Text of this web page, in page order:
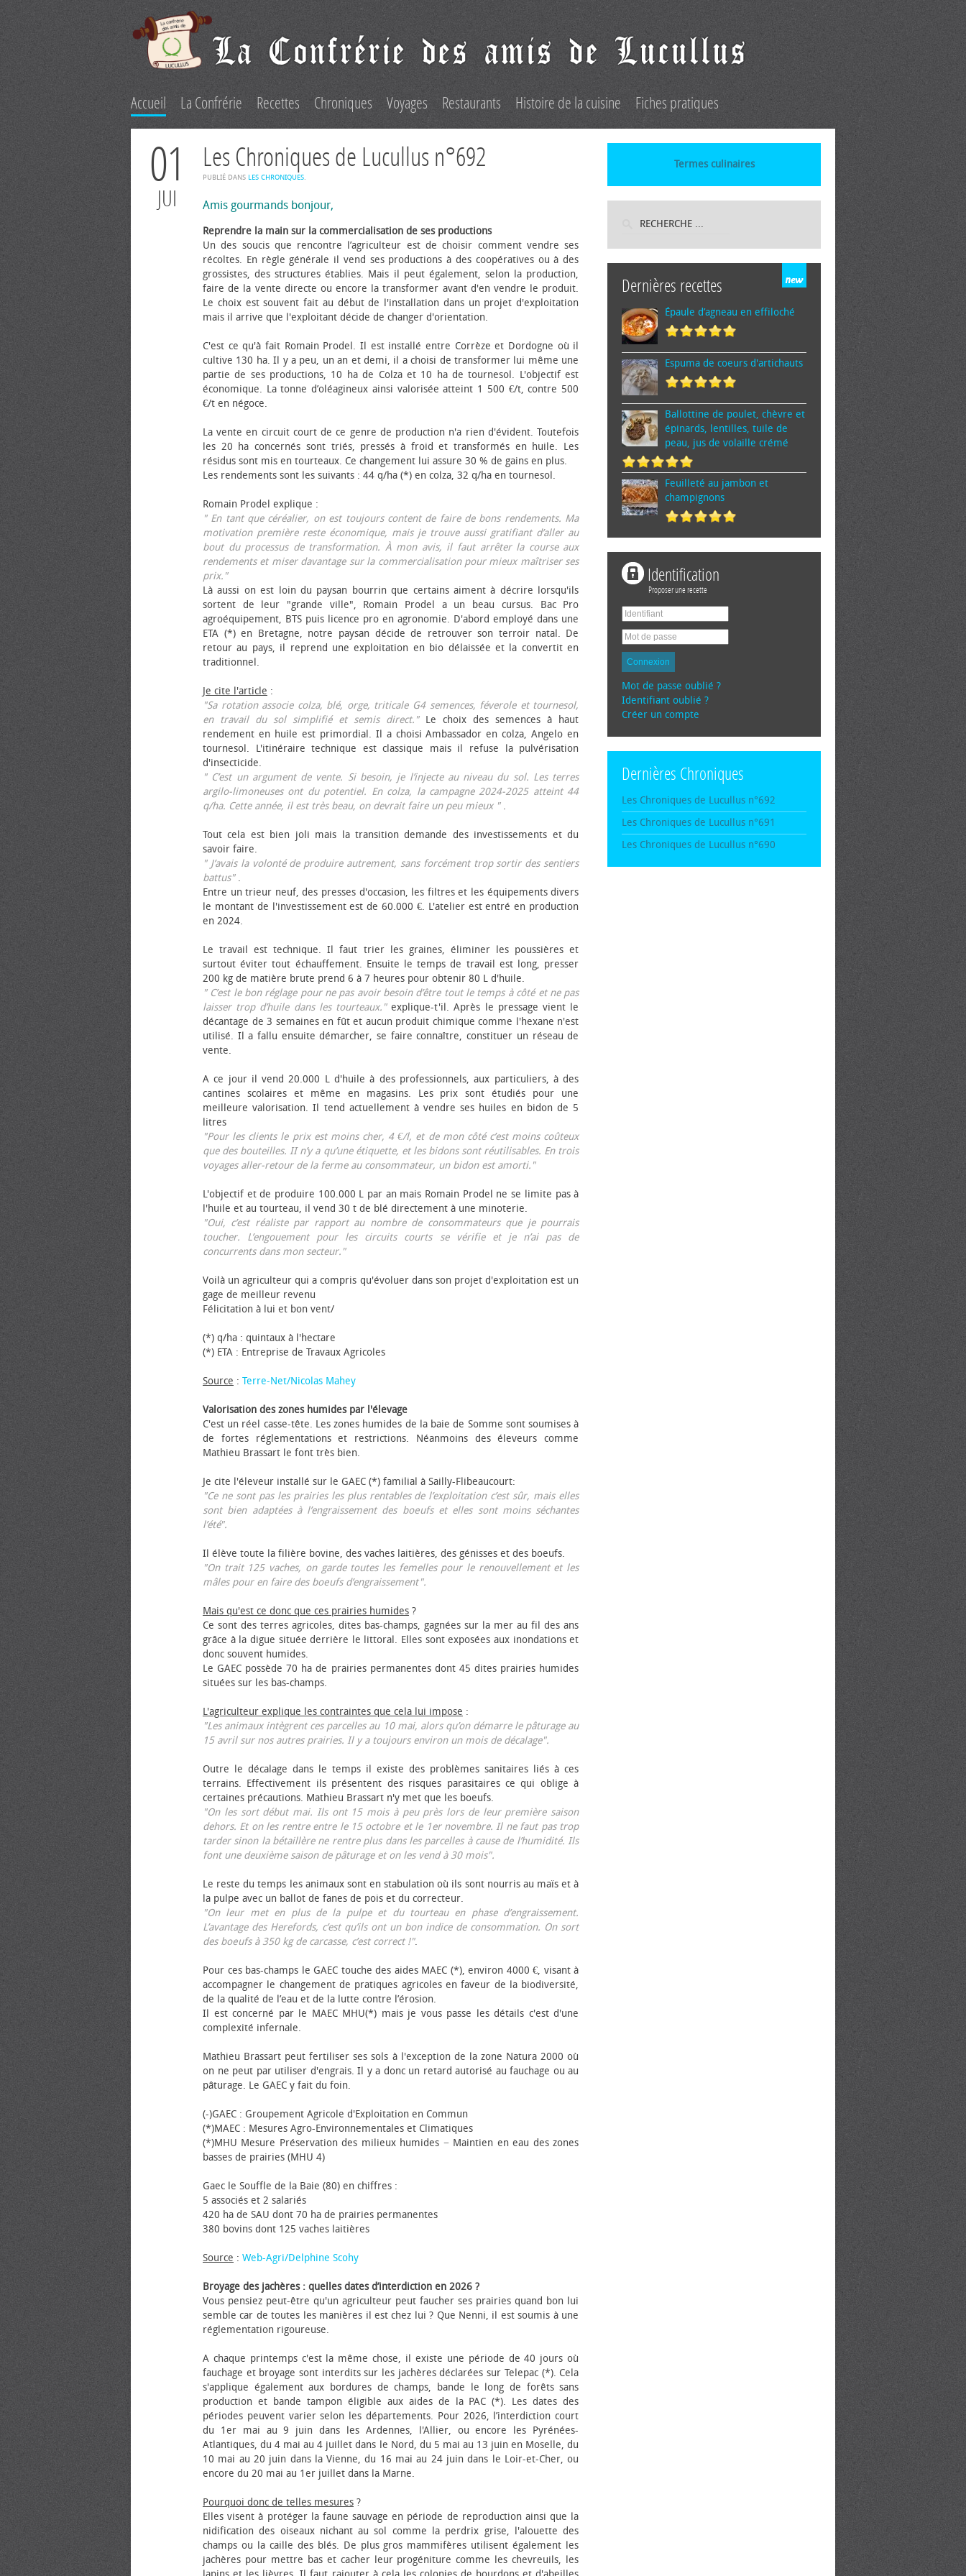
Accueil La Confrérie Recettes Chroniques Voyages Restaurants Histoire de la cuisine Fiches pratiques
01
JUI
Les Chroniques de Lucullus n°692
PUBLIÉ DANS LES CHRONIQUES.
Amis gourmands bonjour,
Reprendre la main sur la commercialisation de ses productions
Un des soucis que rencontre l’agriculteur est de choisir comment vendre ses
récoltes. En règle générale il vend ses productions à des coopératives ou à des
grossistes, des structures établies. Mais il peut également, selon la production,
faire de la vente directe ou encore la transformer avant d'en vendre le produit.
Le choix est souvent fait au début de l'installation dans un projet d'exploitation
mais il arrive que l'exploitant décide de changer d'orientation.
C'est ce qu'à fait Romain Prodel. Il est installé entre Corrèze et Dordogne où il
cultive 130 ha. Il y a peu, un an et demi, il a choisi de transformer lui même une
partie de ses productions, 10 ha de Colza et 10 ha de tournesol. L'objectif est
économique. La tonne d’oléagineux ainsi valorisée atteint 1 500 €/t, contre 500
€/t en négoce.
La vente en circuit court de ce genre de production n'a rien d'évident. Toutefois
les 20 ha concernés sont triés, pressés à froid et transformés en huile. Les
résidus sont mis en tourteaux. Ce changement lui assure 30 % de gains en plus.
Les rendements sont les suivants : 44 q/ha (*) en colza, 32 q/ha en tournesol.
Romain Prodel explique :
" En tant que céréalier, on est toujours content de faire de bons rendements. Ma
motivation première reste économique, mais je trouve aussi gratifiant d’aller au
bout du processus de transformation. À mon avis, il faut arrêter la course aux
rendements et miser davantage sur la commercialisation pour mieux maîtriser ses
prix."
Là aussi on est loin du paysan bourrin que certains aiment à décrire lorsqu'ils
sortent de leur "grande ville", Romain Prodel a un beau cursus. Bac Pro
agroéquipement, BTS puis licence pro en agronomie. D'abord employé dans une
ETA (*) en Bretagne, notre paysan décide de retrouver son terroir natal. De
retour au pays, il reprend une exploitation en bio délaissée et la convertit en
traditionnel.
Je cite l'article :
"Sa rotation associe colza, blé, orge, triticale G4 semences, féverole et tournesol,
en travail du sol simplifié et semis direct."Le choix des semences à haut
rendement en huile est primordial. Il a choisi Ambassador en colza, Angelo en
tournesol. L'itinéraire technique est classique mais il refuse la pulvérisation
d'insecticide.
" C’est un argument de vente. Si besoin, je l’injecte au niveau du sol. Les terres
argilo-limoneuses ont du potentiel. En colza, la campagne 2024-2025 atteint 44
q/ha. Cette année, il est très beau, on devrait faire un peu mieux ".
Tout cela est bien joli mais la transition demande des investissements et du
savoir faire.
" J’avais la volonté de produire autrement, sans forcément trop sortir des sentiers
battus".
Entre un trieur neuf, des presses d'occasion, les filtres et les équipements divers
le montant de l'investissement est de 60.000 €. L'atelier est entré en production
en 2024.
Le travail est technique. Il faut trier les graines, éliminer les poussières et
surtout éviter tout échauffement. Ensuite le temps de travail est long, presser
200 kg de matière brute prend 6 à 7 heures pour obtenir 80 L d'huile.
" C’est le bon réglage pour ne pas avoir besoin d’être tout le temps à côté et ne pas
laisser trop d’huile dans les tourteaux."explique-t'il. Après le pressage vient le
décantage de 3 semaines en fût et aucun produit chimique comme l'hexane n'est
utilisé. Il a fallu ensuite démarcher, se faire connaître, constituer un réseau de
vente.
A ce jour il vend 20.000 L d'huile à des professionnels, aux particuliers, à des
cantines scolaires et même en magasins. Les prix sont étudiés pour une
meilleure valorisation. Il tend actuellement à vendre ses huiles en bidon de 5
litres
"Pour les clients le prix est moins cher, 4 €/l, et de mon côté c’est moins coûteux
que des bouteilles. II n’y a qu’une étiquette, et les bidons sont réutilisables. En trois
voyages aller-retour de la ferme au consommateur, un bidon est amorti."
L'objectif et de produire 100.000 L par an mais Romain Prodel ne se limite pas à
l'huile et au tourteau, il vend 30 t de blé directement à une minoterie.
"Oui, c’est réaliste par rapport au nombre de consommateurs que je pourrais
toucher. L’engouement pour les circuits courts se vérifie et je n’ai pas de
concurrents dans mon secteur."
Voilà un agriculteur qui a compris qu'évoluer dans son projet d'exploitation est un
gage de meilleur revenu
Félicitation à lui et bon vent/
(*) q/ha : quintaux à l'hectare
(*) ETA : Entreprise de Travaux Agricoles
Source : Terre-Net/Nicolas Mahey
Valorisation des zones humides par l'élevage
C'est un réel casse-tête. Les zones humides de la baie de Somme sont soumises à
de fortes réglementations et restrictions. Néanmoins des éleveurs comme
Mathieu Brassart le font très bien.
Je cite l'éleveur installé sur le GAEC (*) familial à Sailly-Flibeaucourt:
"Ce ne sont pas les prairies les plus rentables de l’exploitation c’est sûr, mais elles
sont bien adaptées à l’engraissement des bœufs et elles sont moins séchantes
l’été".
Il élève toute la filière bovine, des vaches laitières, des génisses et des bœufs.
"On trait 125 vaches, on garde toutes les femelles pour le renouvellement et les
mâles pour en faire des bœufs d’engraissement".
Mais qu'est ce donc que ces prairies humides ?
Ce sont des terres agricoles, dites bas-champs, gagnées sur la mer au fil des ans
grâce à la digue située derrière le littoral. Elles sont exposées aux inondations et
donc souvent humides.
Le GAEC possède 70 ha de prairies permanentes dont 45 dites prairies humides
situées sur les bas-champs.
L'agriculteur explique les contraintes que cela lui impose :
"Les animaux intègrent ces parcelles au 10 mai, alors qu’on démarre le pâturage au
15 avril sur nos autres prairies. Il y a toujours environ un mois de décalage".
Outre le décalage dans le temps il existe des problèmes sanitaires liés à ces
terrains. Effectivement ils présentent des risques parasitaires ce qui oblige à
certaines précautions. Mathieu Brassart n'y met que les bœufs.
"On les sort début mai. Ils ont 15 mois à peu près lors de leur première saison
dehors. Et on les rentre entre le 15 octobre et le 1er novembre. Il ne faut pas trop
tarder sinon la bétaillère ne rentre plus dans les parcelles à cause de l’humidité. Ils
font une deuxième saison de pâturage et on les vend à 30 mois".
Le reste du temps les animaux sont en stabulation où ils sont nourris au maïs et à
la pulpe avec un ballot de fanes de pois et du correcteur.
"On leur met en plus de la pulpe et du tourteau en phase d’engraissement.
L’avantage des Herefords, c’est qu’ils ont un bon indice de consommation. On sort
des bœufs à 350 kg de carcasse, c’est correct !".
Pour ces bas-champs le GAEC touche des aides MAEC (*), environ 4000 €, visant à
accompagner le changement de pratiques agricoles en faveur de la biodiversité,
de la qualité de l’eau et de la lutte contre l’érosion.
Il est concerné par le MAEC MHU(*) mais je vous passe les détails c'est d'une
complexité infernale.
Mathieu Brassart peut fertiliser ses sols à l'exception de la zone Natura 2000 où
on ne peut par utiliser d'engrais. Il y a donc un retard autorisé au fauchage ou au
pâturage. Le GAEC y fait du foin.
(-)GAEC : Groupement Agricole d'Exploitation en Commun
(*)MAEC : Mesures Agro-Environnementales et Climatiques
(*)MHU Mesure Préservation des milieux humides − Maintien en eau des zones
basses de prairies (MHU 4)
Gaec le Souffle de la Baie (80) en chiffres :
5 associés et 2 salariés
420 ha de SAU dont 70 ha de prairies permanentes
380 bovins dont 125 vaches laitières
Source : Web-Agri/Delphine Scohy
Broyage des jachères : quelles dates d’interdiction en 2026 ?
Vous pensiez peut-être qu'un agriculteur peut faucher ses prairies quand bon lui
semble car de toutes les manières il est chez lui ? Que Nenni, il est soumis à une
réglementation rigoureuse.
A chaque printemps c'est la même chose, il existe une période de 40 jours où
fauchage et broyage sont interdits sur les jachères déclarées sur Telepac (*). Cela
s'applique également aux bordures de champs, bande le long de forêts sans
production et bande tampon éligible aux aides de la PAC (*). Les dates des
périodes peuvent varier selon les départements. Pour 2026, l’interdiction court
du 1er mai au 9 juin dans les Ardennes, l'Allier, ou encore les Pyrénées-
Atlantiques, du 4 mai au 4 juillet dans le Nord, du 5 mai au 13 juin en Moselle, du
10 mai au 20 juin dans la Vienne, du 16 mai au 24 juin dans le Loir-et-Cher, ou
encore du 20 mai au 1er juillet dans la Marne.
Pourquoi donc de telles mesures ?
Elles visent à protéger la faune sauvage en période de reproduction ainsi que la
nidification des oiseaux nichant au sol comme la perdrix grise, l'alouette des
champs ou la caille des blés. De plus gros mammifères utilisent également les
jachères pour mettre bas et cacher leur progéniture comme les chevreuils, les
Termes culinaires
Dernières recettes
Épaule d’agneau en effiloché
Espuma de cœurs d'artichauts
Ballottine de poulet, chèvre et
épinards, lentilles, tuile de
peau, jus de volaille crémé
Feuilleté au jambon et
champignons
Identification
Proposer une recette
Connexion
Mot de passe oublié ?
Identifiant oublié ?
Créer un compte
Dernières Chroniques
Les Chroniques de Lucullus n°692
Les Chroniques de Lucullus n°691
Les Chroniques de Lucullus n°690